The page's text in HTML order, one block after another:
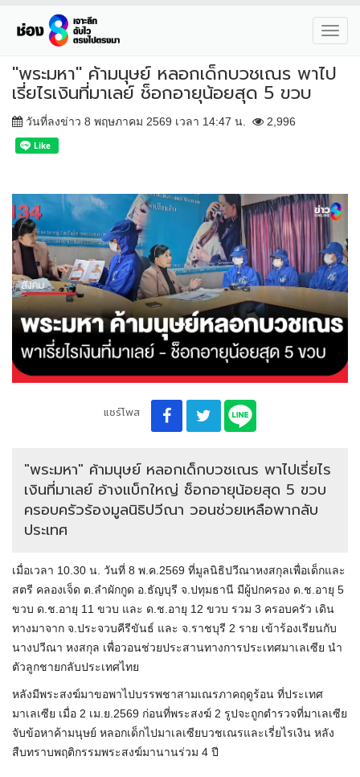
"พระมหา" ค้ามนุษย์ หลอกเด็กบวชเณร พาไป
เรี่ยไรเงินที่มาเลย์ ช็อกอายุน้อยสุด 5 ขวบ
วันที่ลงข่าว 8 พฤษภาคม 2569 เวลา 14:47 น. 2,996
แชร์โพส
"พระมหา" ค้ามนุษย์ หลอกเด็กบวชเณร พาไปเรี่ยไร
เงินที่มาเลย์ อ้างแบ็กใหญ่ ช็อกอายุน้อยสุด 5 ขวบ
ครอบครัวร้องมูลนิธิปวีณา วอนช่วยเหลือพากลับ
ประเทศ
เมื่อเวลา 10.30 น. วันที่ 8 พ.ค.2569 ที่มูลนิธิปวีณาหงสกุลเพื่อเด็กและ
สตรี คลองเจ็ด ต.ลำผักกูด อ.ธัญบุรี จ.ปทุมธานี มีผู้ปกครอง ด.ช.อายุ 5
ขวบ ด.ช.อายุ 11 ขวบ และ ด.ช.อายุ 12 ขวบ รวม 3 ครอบครัว เดิน
ทางมาจาก จ.ประจวบคีรีขันธ์ และ จ.ราชบุรี 2 ราย เข้าร้องเรียนกับ
นางปวีณา หงสกุล เพื่อวอนช่วยประสานทางการประเทศมาเลเซีย นำ
ตัวลูกชายกลับประเทศไทย
หลังมีพระสงฆ์มาขอพาไปบรรพชาสามเณรภาคฤดูร้อน ที่ประเทศ
มาเลเซีย เมื่อ 2 เม.ย.2569 ก่อนที่พระสงฆ์ 2 รูปจะถูกตำรวจที่มาเลเซีย
จับข้อหาค้ามนุษย์ หลอกเด็กไปมาเลเซียบวชเณรและเรี่ยไรเงิน หลัง
สืบทราบพฤติกรรมพระสงฆ์มานานร่วม 4 ปี